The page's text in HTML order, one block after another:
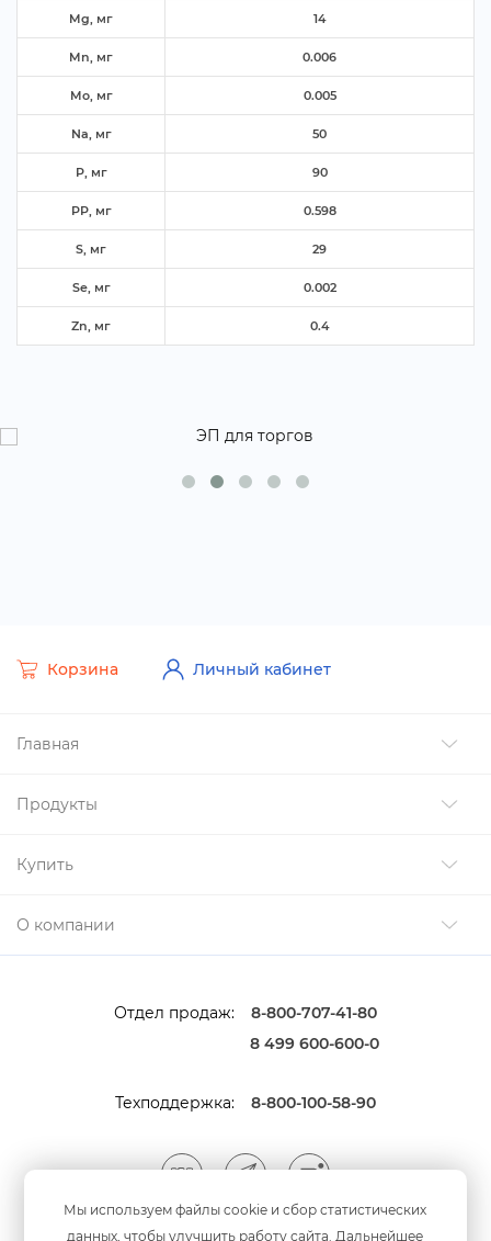
Мы используем файлы cookie и сбор статистических
данных, чтобы улучшить работу сайта. Дальнейшее
Mg, м 14
Mn, м 0.006
Mo, м 0.005
Na, м 50
P, м 90
PP, м 0.598
S, м 29
Se, м 0.002
Zn, м 0.4
Главная
Продукты
Купить
О компании
Корзина Личный кабинет
Отдел продаж:
8-800-707-41-80
8 499 600-600-0
Техподдержка: 8-800-100-58-90